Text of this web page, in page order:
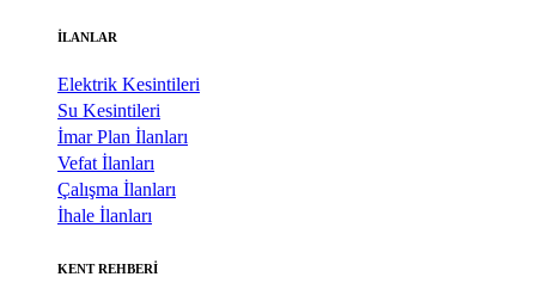
İLANLAR
Elektrik Kesintileri
Su Kesintileri
İmar Plan İlanları
Vefat İlanları
Çalışma İlanları
İhale İlanları
KENT REHBERİ